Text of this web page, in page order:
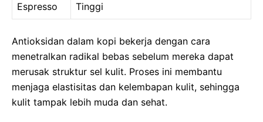
Espresso Tinggi
Antioksidan dalam kopi bekerja dengan cara
menetralkan radikal bebas sebelum mereka dapat
merusak struktur sel kulit. Proses ini membantu
menjaga elastisitas dan kelembapan kulit, sehingga
kulit tampak lebih muda dan sehat.